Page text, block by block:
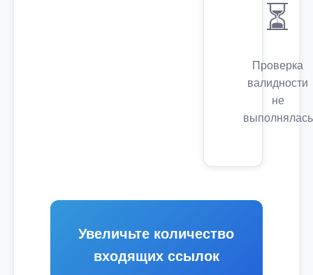
⏳
Проверка
валидности
не
выполнялась
Увеличьте количество
входящих ссылок